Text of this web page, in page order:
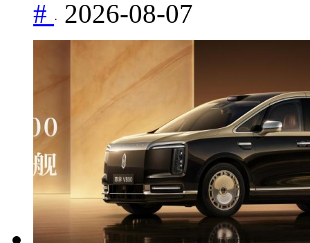
# · 2026-08-07